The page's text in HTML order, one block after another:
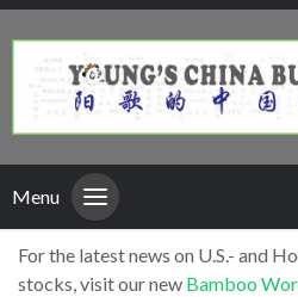
Menu
For the latest news on U.S.- and
stocks, visit our new Bamboo